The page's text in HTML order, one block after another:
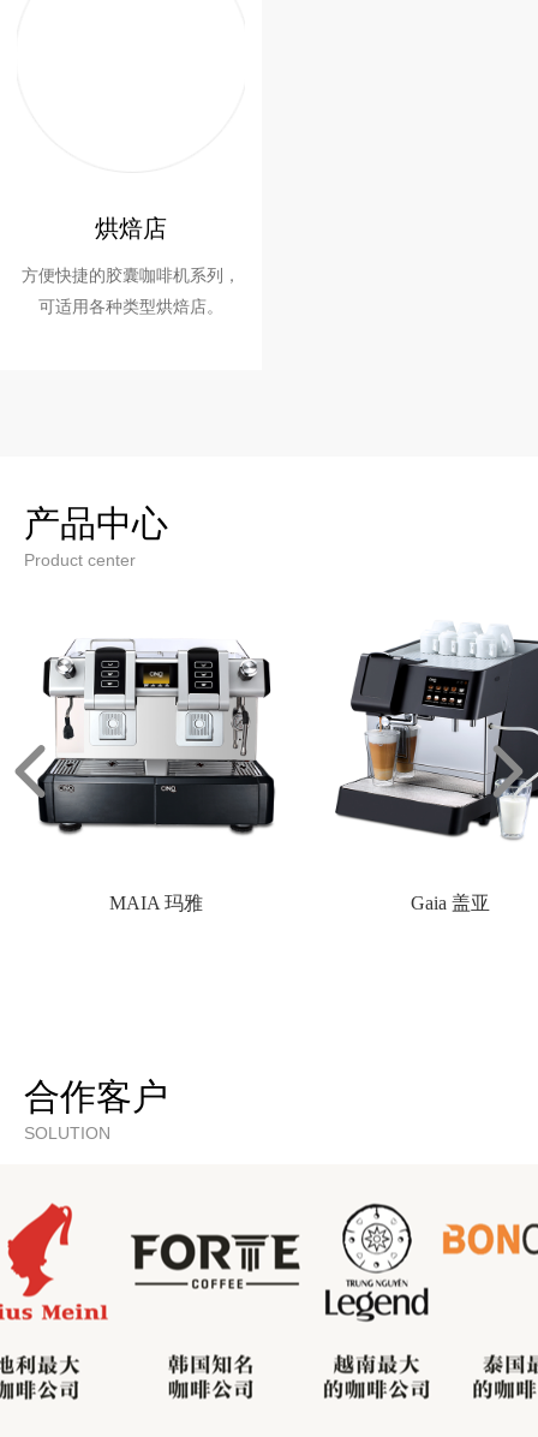
烘焙店
方便快捷的胶囊咖啡机系列，
可适用各种类型烘焙店。
产品中心
Product center
MAIA 玛雅 Gaia 盖亚
合作客户
SOLUTION